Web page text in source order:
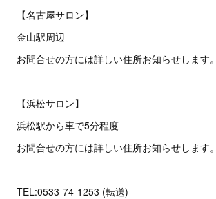
【名古屋サロン】
金山駅周辺
お問合せの方には詳しい住所お知らせします。
【浜松サロン】
浜松駅から車で5分程度
お問合せの方には詳しい住所お知らせします。
TEL:0533-74-1253 (転送)